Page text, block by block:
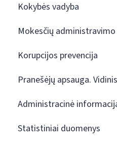
Kokybės vadyba
Mokesčių
Korupcijos prevencija
Pranešėjų apsauga.
Administracinė
Statistiniai duomenys